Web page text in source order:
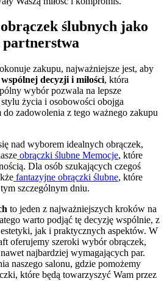
ślubnych jako
partnerstwa
zakupu, najważniejsze jest, aby
decyzji i miłości, która
wybór pozwala na lepsze
życia i osobowości obojga
zadowolenia z tego ważnego zakupu
nad wyborem idealnych obrączek,
obrączki ślubne Memocje, które
Dla osób szukających czegoś
fantazyjne obrączki ślubne, które
szczególnym dniu.
to jeden z najważniejszych kroków na
warto podjąć tę decyzję wspólnie, z
jak i praktycznych aspektów. W
oferujemy szeroki wybór obrączek,
najbardziej wymagających par.
naszego salonu, gdzie pomożemy
które będą towarzyszyć Wam przez